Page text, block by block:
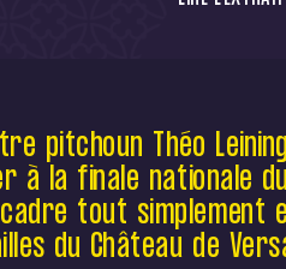
à la finale
dans un
: la galerie
Château de Versailles.
pitchoun Théo
à la finale nationale
tout simplement
du Château de